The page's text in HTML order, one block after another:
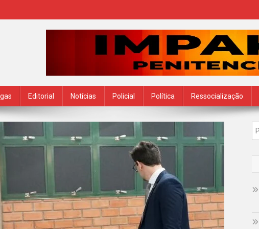
Editorial Notícias Policial Política Ressocialização